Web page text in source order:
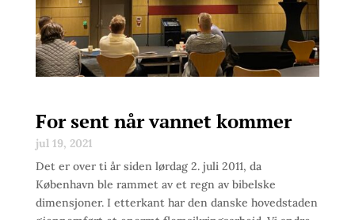
For sent når vannet kommer
jul 19, 2021
Det er over ti år siden lørdag 2. juli 2011, da
København ble rammet av et regn av bibelske
dimensjoner. I etterkant har den danske hovedstaden